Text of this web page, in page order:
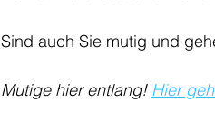
Sind auch Sie mutig und
Mutige hier entlang! Hier